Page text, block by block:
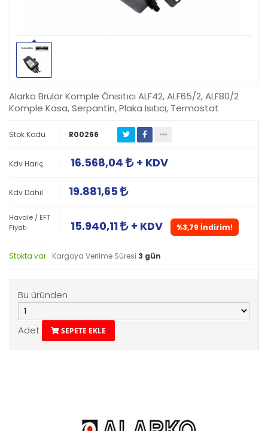
Alarko Brülör Komple Önısıtıcı ALF42, ALF65/2, ALF80/2
Komple Kasa, Serpantin, Plaka Isıtıcı, Termostat
Stok Kodu R00266
Kdv Hariç 16.568,04 + KDV
Kdv Dahil 19.881,65
Havale / EFT
Fiyatı
15.940,11 + KDV %3,79 İndirim!
Stokta var Kargoya Verilme Süresi 3 gün
Bu üründen
Adet SEPETE EKLE